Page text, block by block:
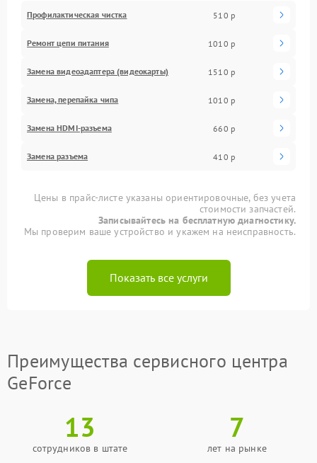
Профилактическая чистка 510 р
Ремонт цепи питания 1010 р
Замена видеоадаптера (видеокарты) 1510 р
Замена, перепайка чипа 1010 р
Замена HDMI-разъема 660 р
Замена разъема 410 р
Цены в прайс-листе указаны ориентировочные, без учета
стоимости запчастей.
Записывайтесь на бесплатную диагностику.
Мы проверим ваше устройство и укажем на неисправность.
Показать все услуги
Преимущества сервисного центра
GeForce
13
сотрудников в штате
7
лет на рынке